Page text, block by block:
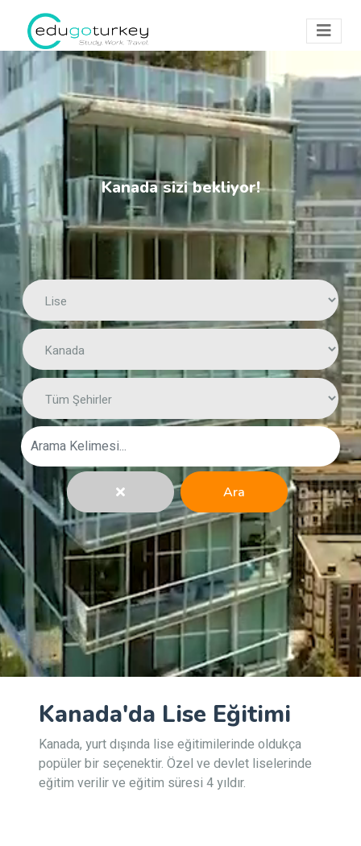
Kanada sizi bekliyor!
Ara
Kanada'da Lise Eğitimi
Kanada, yurt dışında lise eğitimilerinde oldukça
popüler bir seçenektir. Özel ve devlet liselerinde
eğitim verilir ve eğitim süresi 4 yıldır.